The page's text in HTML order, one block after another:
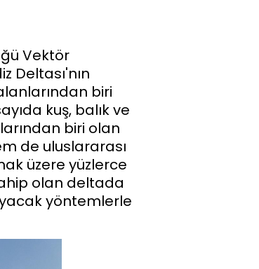
Vektör
Deltası'nın
biri
kuş, balık ve
biri olan
de uluslararası
üzere yüzlerce
olan deltada
yöntemlerle